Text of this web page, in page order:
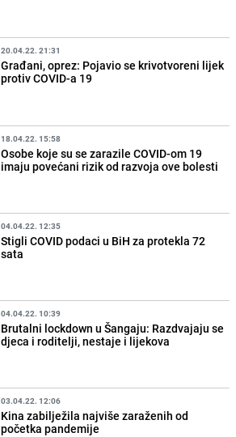
20.04.22. 21:31
Građani, oprez: Pojavio se krivotvoreni lijek
protiv COVID-a 19
18.04.22. 15:58
Osobe koje su se zarazile COVID-om 19
imaju povećani rizik od razvoja ove bolesti
04.04.22. 12:35
Stigli COVID podaci u BiH za protekla 72
sata
04.04.22. 10:39
Brutalni lockdown u Šangaju: Razdvajaju se
djeca i roditelji, nestaje i lijekova
03.04.22. 12:06
Kina zabilježila najviše zaraženih od
početka pandemije